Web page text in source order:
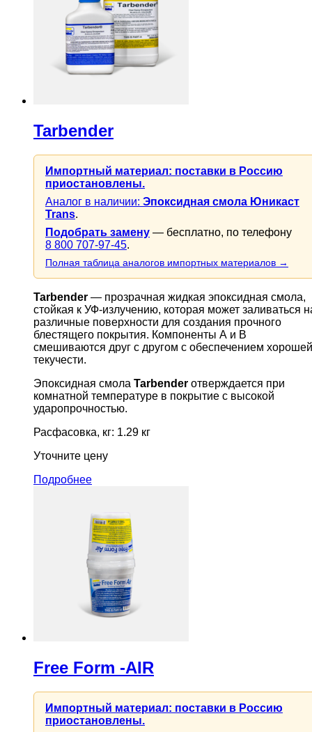
Tarbender
Импортный материал: поставки в Россию
приостановлены.
Аналог в наличии: Эпоксидная смола Юникаст
Trans.
Подобрать замену — бесплатно, по телефону
8 800 707-97-45.
Полная таблица аналогов импортных материалов →
Tarbender — прозрачная жидкая эпоксидная смола,
стойкая к УФ-излучению, которая может заливаться
различные поверхности для создания прочного
блестящего покрытия. Компоненты А и В
смешиваются друг с другом с обеспечением хорошей
текучести.
Эпоксидная смола Tarbender отверждается при
комнатной температуре в покрытие с высокой
ударопрочностью.
Расфасовка, кг: 1.29 кг
Уточните цену
Подробнее
Free Form -AIR
Импортный материал: поставки в Россию
приостановлены.